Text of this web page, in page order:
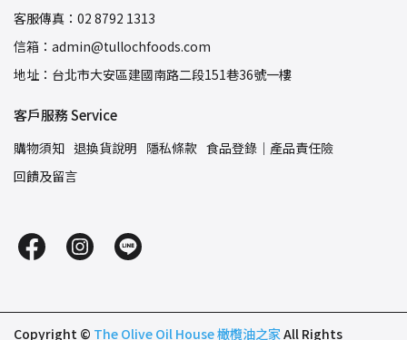
客服傳真：02 8792 1313
信箱：admin@tullochfoods.com
地址：台北市大安區建國南路二段151巷36號一樓
客戶服務 Service
購物須知 退換貨說明 隱私條款 食品登錄｜產品責任險
回饋及留言
Copyright © The Olive Oil House 橄欖油之家All Rights